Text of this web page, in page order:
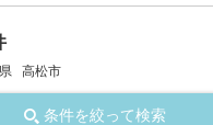
高松市
条件を絞って検索